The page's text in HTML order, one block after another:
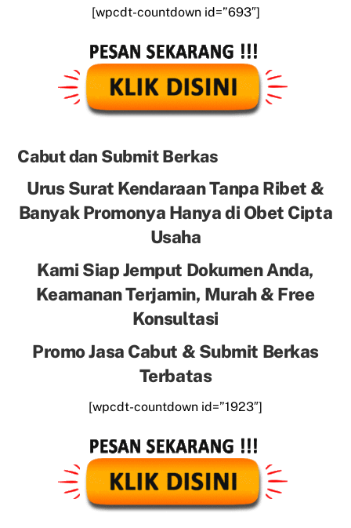
[wpcdt-countdown id=”693″]
Cabut dan Submit Berkas
Urus Surat Kendaraan Tanpa Ribet &
Banyak Promonya Hanya di Obet Cipta
Usaha
Kami Siap Jemput Dokumen Anda,
Keamanan Terjamin, Murah & Free
Konsultasi
Promo Jasa Cabut & Submit Berkas
Terbatas
[wpcdt-countdown id=”1923″]